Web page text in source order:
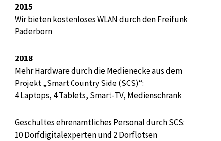
2015
Wir bieten kostenloses WLAN durch den Freifunk
Paderborn
2018
Mehr Hardware durch die Medienecke aus dem
Projekt „Smart Country Side (SCS)“:
4 Laptops, 4 Tablets, Smart-TV, Medienschrank
Geschultes ehrenamtliches Personal durch SCS:
10 Dorfdigitalexperten und 2 Dorflotsen